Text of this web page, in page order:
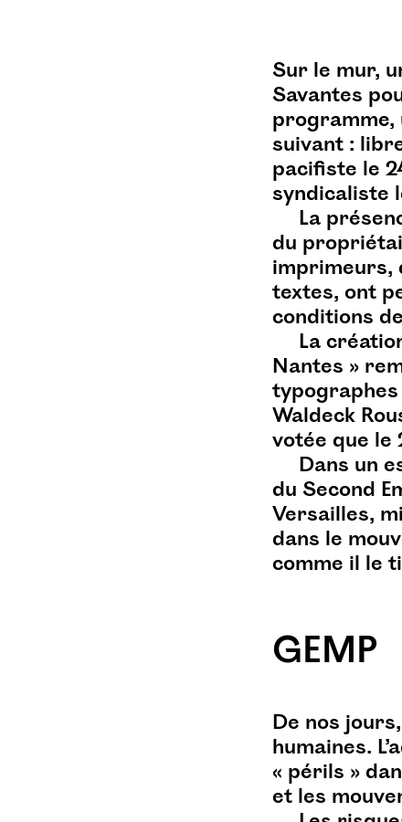
Sur le mur,
Savantes
programme,
suivant :
pacifiste le
syndicaliste
La
du
imprimeurs,
textes, ont
conditions
La
Nantes »
Waldeck
votée que le
Dans un
du Second
Versailles,
dans le
comme il le
GEMP
De nos
humaines.
« périls »
et les